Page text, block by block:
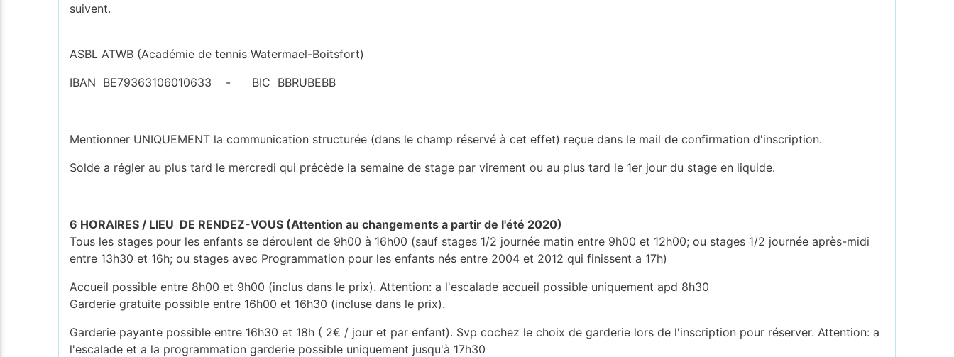
suivent.
ASBL ATWB (Académie de tennis Watermael-Boitsfort)
IBAN BE79363106010633 - BIC BBRUBEBB
Mentionner UNIQUEMENT la communication structurée (dans le champ réservé à cet effet) reçue dans le mail de confirmation d'inscription.
Solde a régler au plus tard le mercredi qui précède la semaine de stage par virement ou au plus tard le 1er jour du stage en liquide.
6 HORAIRES / LIEU DE RENDEZ-VOUS (Attention au changements a partir de l'été 2020)
Tous les stages pour les enfants se déroulent de 9h00 à 16h00 (sauf stages 1/2 journée matin entre 9h00 et 12h00; ou stages 1/2 journée après-midi
entre 13h30 et 16h; ou stages avec Programmation pour les enfants nés entre 2004 et 2012 qui finissent a 17h)
Accueil possible entre 8h00 et 9h00 (inclus dans le prix). Attention: a l'escalade accueil possible uniquement apd 8h30
Garderie gratuite possible entre 16h00 et 16h30 (incluse dans le prix).
Garderie payante possible entre 16h30 et 18h ( 2€ / jour et par enfant). Svp cochez le choix de garderie lors de l'inscription pour réserver. Attention: a
l'escalade et a la programmation garderie possible uniquement jusqu'à 17h30